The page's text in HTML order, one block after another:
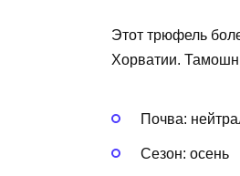
Этот трюфель
Хорватии.
Почва:
Сезон: осень